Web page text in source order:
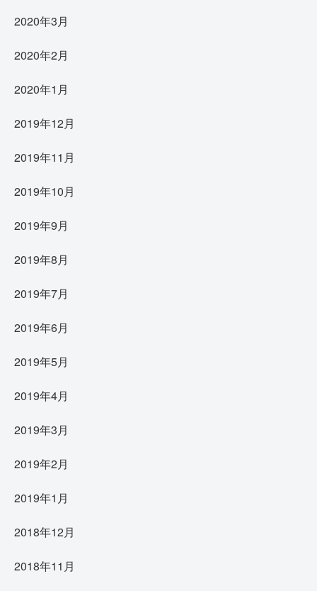
2020年3月
2020年2月
2020年1月
2019年12月
2019年11月
2019年10月
2019年9月
2019年8月
2019年7月
2019年6月
2019年5月
2019年4月
2019年3月
2019年2月
2019年1月
2018年12月
2018年11月